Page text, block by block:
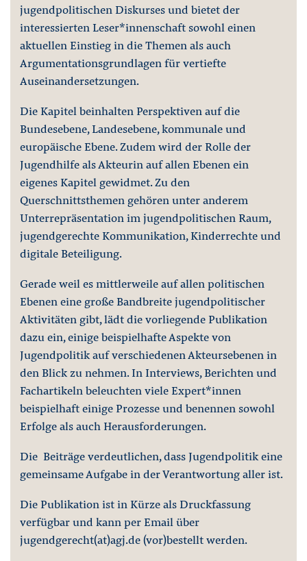
jugendpolitischen Diskurses und bietet der
interessierten Leser*innenschaft sowohl einen
aktuellen Einstieg in die Themen als auch
Argumentationsgrundlagen für vertiefte
Auseinandersetzungen.
Die Kapitel beinhalten Perspektiven auf die
Bundesebene, Landesebene, kommunale und
europäische Ebene. Zudem wird der Rolle der
Jugendhilfe als Akteurin auf allen Ebenen ein
eigenes Kapitel gewidmet. Zu den
Querschnittsthemen gehören unter anderem
Unterrepräsentation im jugendpolitischen Raum,
jugendgerechte Kommunikation, Kinderrechte und
digitale Beteiligung.
Gerade weil es mittlerweile auf allen politischen
Ebenen eine große Bandbreite jugendpolitischer
Aktivitäten gibt, lädt die vorliegende Publikation
dazu ein, einige beispielhafte Aspekte von
Jugendpolitik auf verschiedenen Akteursebenen in
den Blick zu nehmen. In Interviews, Berichten und
Fachartikeln beleuchten viele Expert*innen
beispielhaft einige Prozesse und benennen sowohl
Erfolge als auch Herausforderungen.
Die Beiträge verdeutlichen, dass Jugendpolitik eine
gemeinsame Aufgabe in der Verantwortung aller ist.
Die Publikation ist in Kürze als Druckfassung
verfügbar und kann per Email über
jugendgerecht(at)agj.de (vor)bestellt werden.